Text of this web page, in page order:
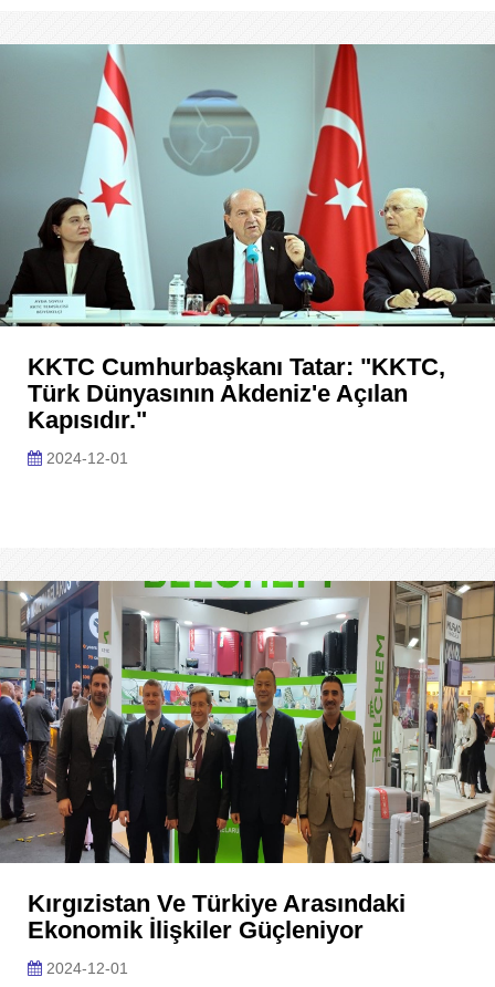
KKTC Cumhurbaşkanı Tatar: "KKTC,
Türk Dünyasının Akdeniz'e Açılan
Kapısıdır."
2024-12-01
Kırgızistan Ve Türkiye Arasındaki
Ekonomik İlişkiler Güçleniyor
2024-12-01